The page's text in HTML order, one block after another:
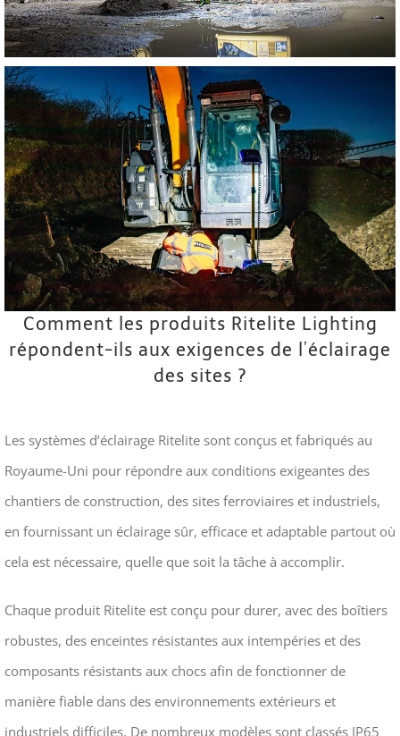
Comment les produits Ritelite Lighting
répondent-ils aux exigences de l’éclairage
des sites ?
Les systèmes d’éclairage Ritelite sont conçus et fabriqués au
Royaume-Uni pour répondre aux conditions exigeantes des
chantiers de construction, des sites ferroviaires et industriels,
en fournissant un éclairage sûr, efficace et adaptable partout où
cela est nécessaire, quelle que soit la tâche à accomplir.
Chaque produit Ritelite est conçu pour durer, avec des boîtiers
robustes, des enceintes résistantes aux intempéries et des
composants résistants aux chocs afin de fonctionner de
manière fiable dans des environnements extérieurs et
industriels difficiles. De nombreux modèles sont classés IP65